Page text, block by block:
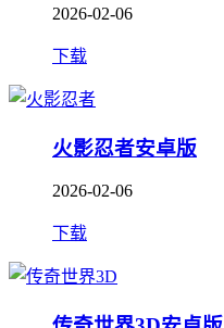
2026-02-06
下载
火影忍者安卓版
2026-02-06
下载